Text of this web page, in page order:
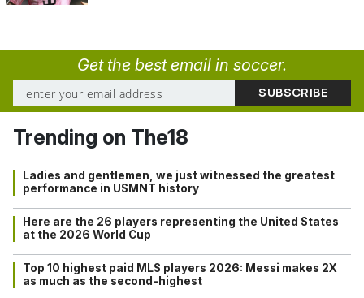
Get the best email in soccer.
Trending on The18
Ladies and gentlemen, we just witnessed the greatest
performance in USMNT history
Here are the 26 players representing the United States
at the 2026 World Cup
Top 10 highest paid MLS players 2026: Messi makes 2X
as much as the second-highest